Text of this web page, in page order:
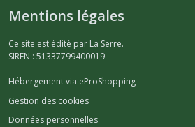
Mentions légales
Ce site est édité par La Serre.
SIREN : 51337799400019
Hébergement via eProShopping
Gestion des cookies
Données personnelles